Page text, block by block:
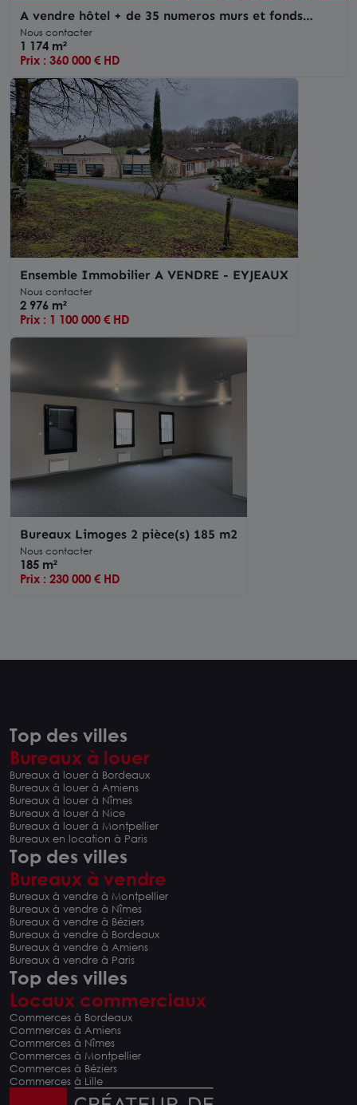
A vendre hôtel + de 35 numeros murs et fonds
indissociable
Nous contacter
1 174 m²
Prix : 360 000 € HD
Ensemble Immobilier A VENDRE - EYJEAUX
Nous contacter
2 976 m²
Prix : 1 100 000 € HD
Bureaux Limoges 2 pièce(s) 185 m2
Nous contacter
185 m²
Prix : 230 000 € HD
Top des villes
Bureaux à louer
Bureaux à louer à Bordeaux
Bureaux à louer à Amiens
Bureaux à louer à Nîmes
Bureaux à louer à Nice
Bureaux à louer à Montpellier
Bureaux en location à Paris
Top des villes
Bureaux à vendre
Bureaux à vendre à Montpellier
Bureaux à vendre à Nîmes
Bureaux à vendre à Béziers
Bureaux à vendre à Bordeaux
Bureaux à vendre à Amiens
Bureaux à vendre à Paris
Top des villes
Locaux commerciaux
Commerces à Bordeaux
Commerces à Amiens
Commerces à Nîmes
Commerces à Montpellier
Commerces à Béziers
Commerces à Lille